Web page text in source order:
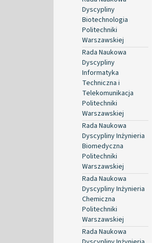
Dyscypliny
Biotechnologia
Politechniki
Warszawskiej
Rada Naukowa
Dyscypliny
Informatyka
Techniczna i
Telekomunikacja
Politechniki
Warszawskiej
Rada Naukowa
Dyscypliny Inżynieria
Biomedyczna
Politechniki
Warszawskiej
Rada Naukowa
Dyscypliny Inżynieria
Chemiczna
Politechniki
Warszawskiej
Rada Naukowa